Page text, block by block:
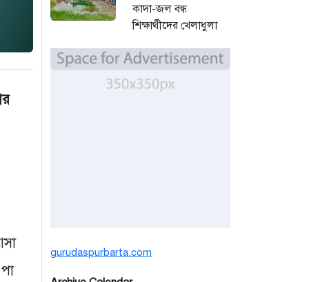
কাদা-জল বন্ধ
শিক্ষার্থীদের খেলাধুলা
৩ দিন আগে
বর্ষার পানিতে টইটুম্বুর
gurudaspurbarta.com